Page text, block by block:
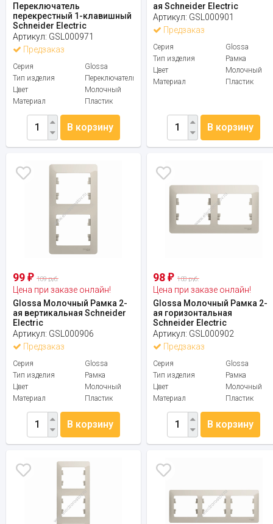
Переключатель
перекрестный 1-клавишный
Schneider Electric
Артикул: GSL000971
Предзаказ
Серия
Glossa
Тип изделия
Переключатель
Цвет
Молочный
Материал
Пластик
В корзину
ая Schneider Electric
Артикул: GSL000901
Предзаказ
Серия
Glossa
Тип изделия
Рамка
Цвет
Молочный
Материал
Пластик
В корзину
99 ₽ 109 руб.
Цена при заказе онлайн!
Glossa Молочный Рамка 2-
ая вертикальная Schneider
Electric
Артикул: GSL000906
Предзаказ
Серия
Glossa
Тип изделия
Рамка
Цвет
Молочный
Материал
Пластик
В корзину
98₽ 108 руб.
Цена при заказе онлайн!
Glossa Молочный Рамка 2-
ая горизонтальная
Schneider Electric
Артикул: GSL000902
Предзаказ
Серия
Glossa
Тип изделия
Рамка
Цвет
Молочный
Материал
Пластик
В корзину